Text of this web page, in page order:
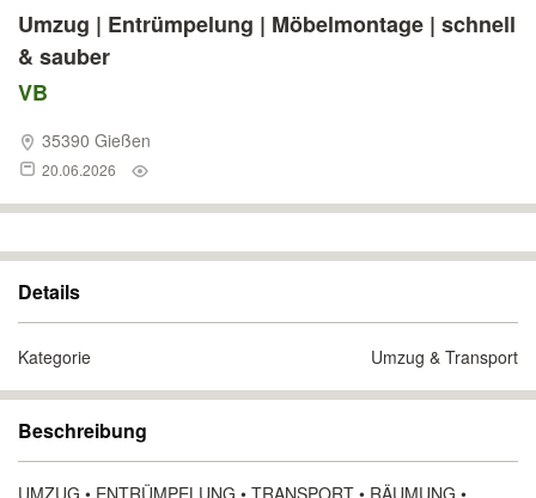
Umzug | Entrümpelung | Möbelmontage | schnell
& sauber
VB
35390 Gießen
20.06.2026
Details
Kategorie Umzug & Transport
Beschreibung
UMZUG • ENTRÜMPELUNG • TRANSPORT • RÄUMUNG •